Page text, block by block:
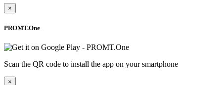
×
PROMT.One
Scan the QR code to install the app on your smartphone
×